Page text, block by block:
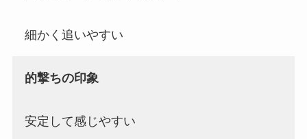
細かく追いやすい
的撃ちの印象
安定して感じやすい